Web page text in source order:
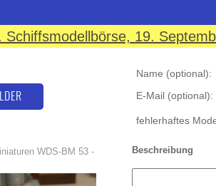
Schiffsmodellbörse, 19.
Name (optional):
E-Mail (optional):
fehlerhaftes
Beschreibung
WDS-BM 53 -